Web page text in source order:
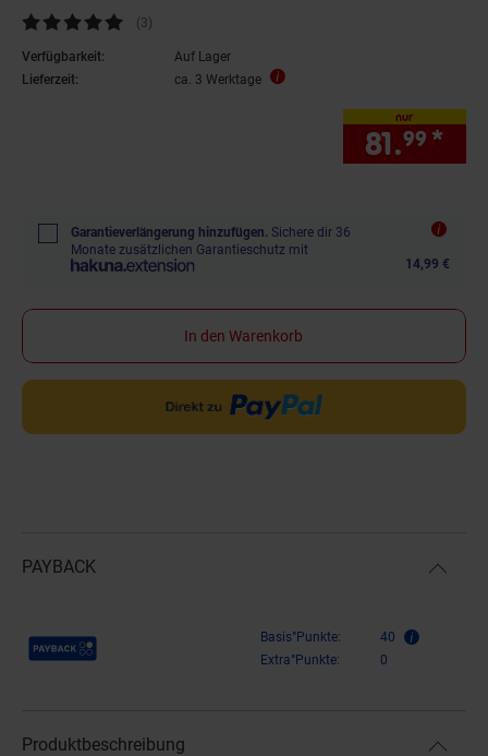
Kundenbewertung: 5 von 5 Sternen
(3Kundenbewertungen
)
Verfügbarkeit:
Auf Lager
Lieferzeit:
ca. 3 Werktage
nur
81.99 *
Garantieverlängerung hinzufügen. Sichere dir 36
Monate zusätzlichen Garantieschutz mit
14,99 €
In den Warenkorb
PAYBACK
Payback Punkte Basis°Punkte:
40
Extra°Punkte:
0
Produktbeschreibung